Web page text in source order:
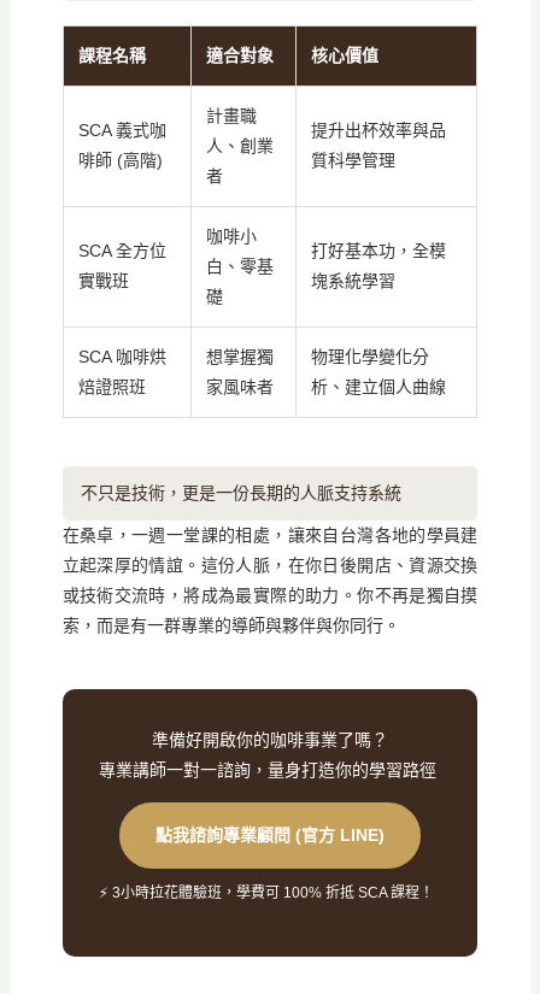
課程名稱 適合對象 核心價值
SCA 義式咖
啡師 (高階)
計畫職
人、創業
者
提升出杯效率與品
質科學管理
SCA 全方位
實戰班
咖啡小
白、零基
礎
打好基本功，全模
塊系統學習
SCA 咖啡烘
焙證照班
想掌握獨
家風味者
物理化學變化分
析、建立個人曲線
不只是技術，更是一份長期的人脈支持系統
在桑卓，一週一堂課的相處，讓來自台灣各地的學員建
立起深厚的情誼。這份人脈，在你日後開店、資源交換
或技術交流時，將成為最實際的助力。你不再是獨自摸
索，而是有一群專業的導師與夥伴與你同行。
準備好開啟你的咖啡事業了嗎？
專業講師一對一諮詢，量身打造你的學習路徑
點我諮詢專業顧問 (官方 LINE)
⚡ 3小時拉花體驗班，學費可 100% 折抵 SCA 課程！